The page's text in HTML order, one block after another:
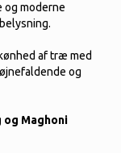
og moderne
af træ med
og
og Maghoni